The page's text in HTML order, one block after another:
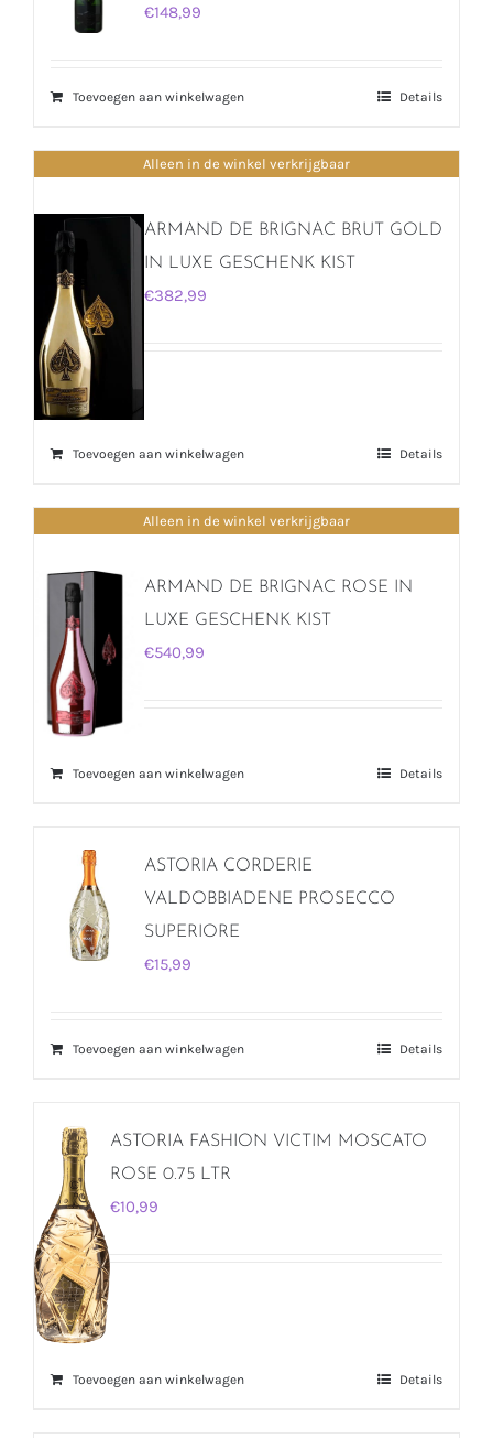
€148,99
Toevoegen aan winkelwagen Details
Alleen in de winkel verkrijgbaar
ARMAND DE BRIGNAC BRUT GOLD
IN LUXE GESCHENK KIST
€382,99
Toevoegen aan winkelwagen Details
Alleen in de winkel verkrijgbaar
ARMAND DE BRIGNAC ROSE IN
LUXE GESCHENK KIST
€540,99
Toevoegen aan winkelwagen Details
ASTORIA CORDERIE
VALDOBBIADENE PROSECCO
SUPERIORE
€15,99
Toevoegen aan winkelwagen Details
ASTORIA FASHION VICTIM MOSCATO
ROSE 0.75 LTR
€10,99
Toevoegen aan winkelwagen Details